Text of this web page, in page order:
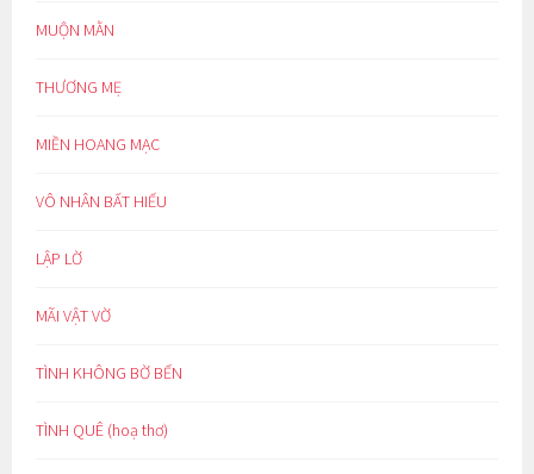
MUỘN MẰN
THƯƠNG MẸ
MIỀN HOANG MẠC
VÔ NHÂN BẤT HIẾU
LẬP LỜ
MÃI VẬT VỜ
TÌNH KHÔNG BỜ BẾN
TÌNH QUÊ (hoạ thơ)